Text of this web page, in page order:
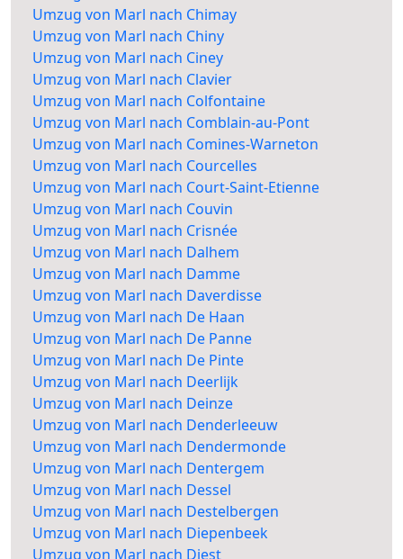
Umzug von Marl nach Chimay
Umzug von Marl nach Chiny
Umzug von Marl nach Ciney
Umzug von Marl nach Clavier
Umzug von Marl nach Colfontaine
Umzug von Marl nach Comblain-au-Pont
Umzug von Marl nach Comines-Warneton
Umzug von Marl nach Courcelles
Umzug von Marl nach Court-Saint-Etienne
Umzug von Marl nach Couvin
Umzug von Marl nach Crisnée
Umzug von Marl nach Dalhem
Umzug von Marl nach Damme
Umzug von Marl nach Daverdisse
Umzug von Marl nach De Haan
Umzug von Marl nach De Panne
Umzug von Marl nach De Pinte
Umzug von Marl nach Deerlijk
Umzug von Marl nach Deinze
Umzug von Marl nach Denderleeuw
Umzug von Marl nach Dendermonde
Umzug von Marl nach Dentergem
Umzug von Marl nach Dessel
Umzug von Marl nach Destelbergen
Umzug von Marl nach Diepenbeek
Umzug von Marl nach Diest